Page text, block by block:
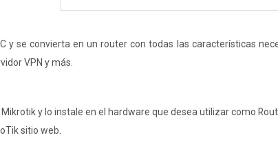
y se convierta en un router con todas las características
VPN y más.
y lo instale en el hardware que desea utilizar como
sitio web